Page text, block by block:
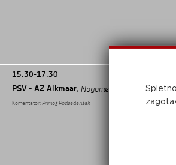
15:30-17:30
PSV - AZ Alkmaar, Nogomet - Nizozemski
Komentator:Primož Podsedenšek